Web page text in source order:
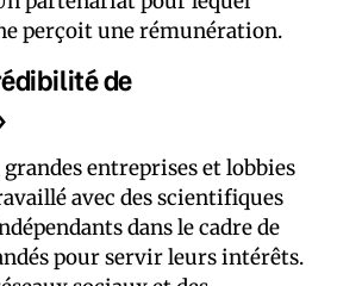
perçoit une rémunération.
de
entreprises et lobbies
avec des scientifiques
dans le cadre de
pour servir leurs intérêts.